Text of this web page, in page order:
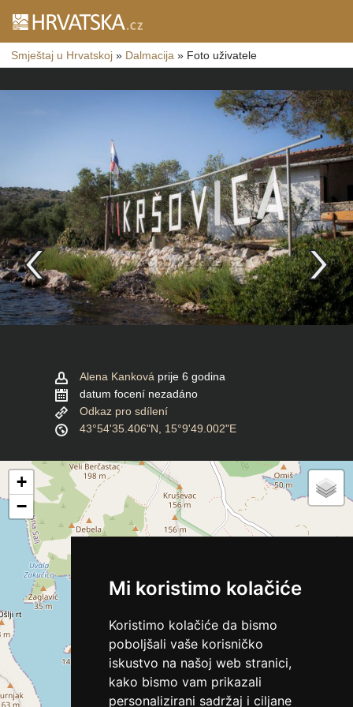
Mi koristimo kolačiće
Koristimo kolačiće da bismo
poboljšali vaše korisničko
iskustvo na našoj web stranici,
kako bismo vam prikazali
personalizirani sadržaj i ciljane
Smještaj u Hrvatskoj » Dalmacija » Foto uživatele
Alena Kanková prije 6 godina
datum focení nezadáno
Odkaz pro sdílení
43°54'35.406"N, 15°9'49.002"E
+
−